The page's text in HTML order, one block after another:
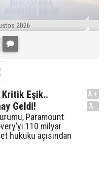
2026
Eşik..
Geldi!
Paramount
110 milyar
hukuku açısından
A+
A-